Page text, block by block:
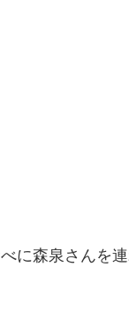
に森泉さんを